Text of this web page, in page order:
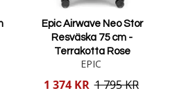
Epic Airwave Neo Stor
Resväska 75 cm -
Terrakotta Rose
EPIC
Reducerat
1 374 KR 1 795 KR